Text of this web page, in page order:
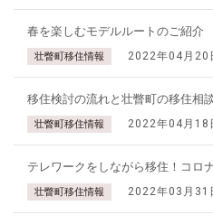
春を楽しむモデルルートのご紹介
壮瞥町移住情報 2022年04月20
移住検討の流れと壮瞥町の移住相
壮瞥町移住情報 2022年04月18
テレワークをしながら移住！コロ
壮瞥町移住情報 2022年03月31